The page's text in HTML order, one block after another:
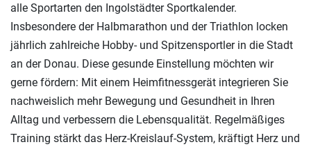
alle Sportarten den Ingolstädter Sportkalender.
Insbesondere der Halbmarathon und der Triathlon locken
jährlich zahlreiche Hobby- und Spitzensportler in die Stadt
an der Donau. Diese gesunde Einstellung möchten wir
gerne fördern: Mit einem Heimfitnessgerät integrieren Sie
nachweislich mehr Bewegung und Gesundheit in Ihren
Alltag und verbessern die Lebensqualität. Regelmäßiges
Training stärkt das Herz-Kreislauf-System, kräftigt Herz und